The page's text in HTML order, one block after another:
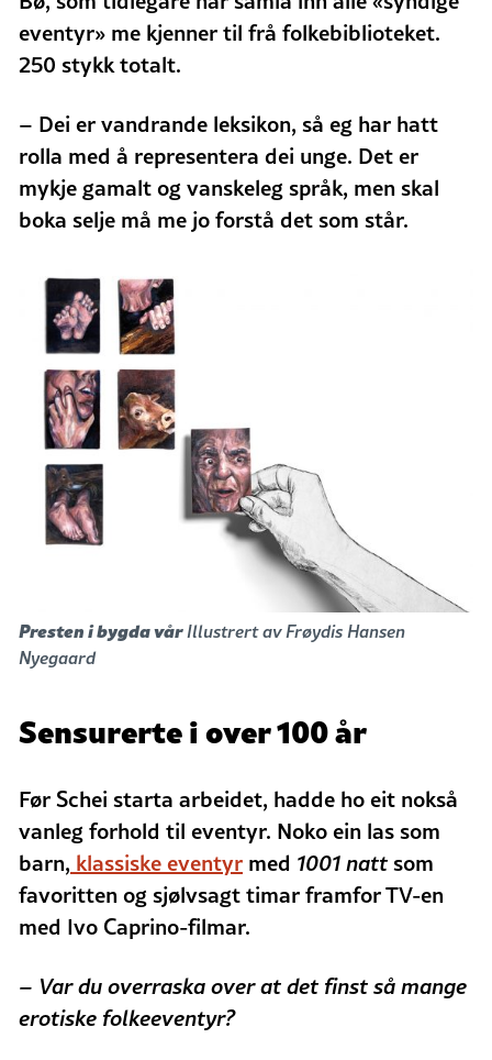
eventyr» me kjenner til frå folkebiblioteket.
250 stykk totalt.
– Dei er vandrande leksikon, så eg har hatt
rolla med å representera dei unge. Det er
mykje gamalt og vanskeleg språk, men skal
boka selje må me jo forstå det som står.
Presten i bygda vårIllustrert av Frøydis Hansen
Nyegaard
Sensurerte i over 100 år
Før Schei starta arbeidet, hadde ho eit nokså
vanleg forhold til eventyr. Noko ein las som
barn, klassiske eventyr med 1001 nattsom
favoritten og sjølvsagt timar framfor TV-en
med Ivo Caprino-filmar.
– Var du overraska over at det finst så mange
erotiske folkeeventyr?